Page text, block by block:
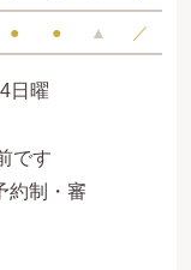
● ● ▲ ／
日曜
です
約制・審